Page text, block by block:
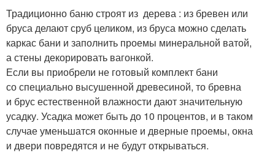
Традиционно баню строят из дерева : из бревен или
бруса делают сруб целиком, из бруса можно сделать
каркас бани и заполнить проемы минеральной ватой,
а стены декорировать вагонкой.
Если вы приобрели не готовый комплект бани
со специально высушенной древесиной, то бревна
и брус естественной влажности дают значительную
усадку. Усадка может быть до 10 процентов, и в таком
случае уменьшатся оконные и дверные проемы, окна
и двери повредятся и не будут открываться.